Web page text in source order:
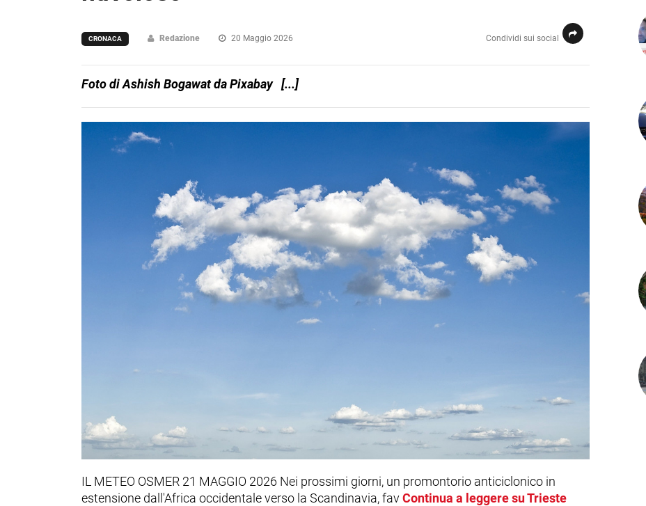
Condividi sui social
CRONACA Redazione 20 Maggio 2026
Foto di Ashish Bogawat da Pixabay [...]
IL METEO OSMER 21 MAGGIO 2026 Nei prossimi giorni, un promontorio anticiclonico in
estensione dall'Africa occidentale verso la Scandinavia, favContinua a leggere su Trieste